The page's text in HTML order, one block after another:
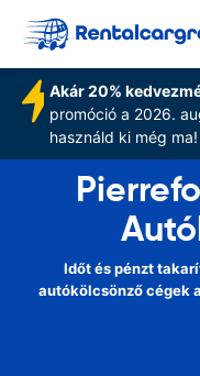
Akár 20%
promóció a 2026.
használd ki még ma!
Időt és pénzt
autókölcsönző cégek